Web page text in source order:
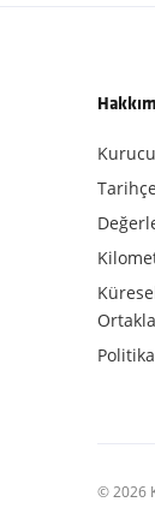
Tarihçe
© 2026